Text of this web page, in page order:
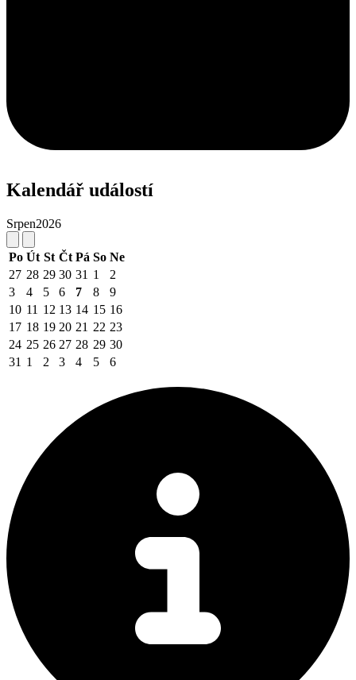
Kalendář událostí
Srpen2026
Po Út St Čt Pá So Ne
27 28 29 30 31 1
2
3
4 5 6 7 8
9
10 11 12 13 14 15 16
17 18 19 20 21 22 23
24 25 26 27 28 29 30
31 1 2 3 4 5 6